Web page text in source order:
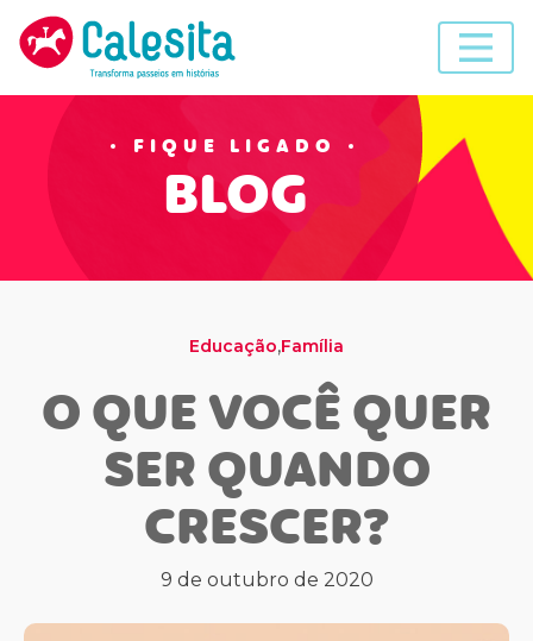
content
FIQUE LIGADO
BLOG
Educação,Família
O QUE VOCÊ QUER
SER QUANDO
CRESCER?
9 de outubro de 2020